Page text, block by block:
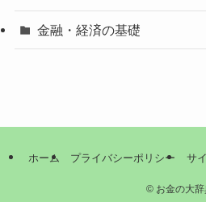
金融・経済の基礎
ホーム プライバシーポリシー サ
©お金の大辞